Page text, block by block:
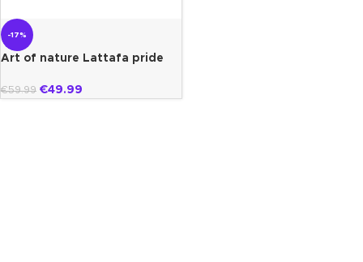
-17%
Art of nature Lattafa pride
€59.99 €49.99